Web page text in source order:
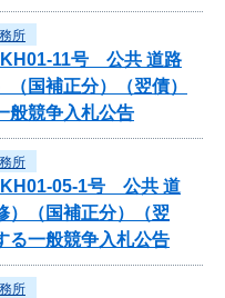
所
11号 公共 道路
国補正分）（翌債）
般競争入札公告
所
05-1号 公共 道
）（国補正分）（翌
る一般競争入札公告
所